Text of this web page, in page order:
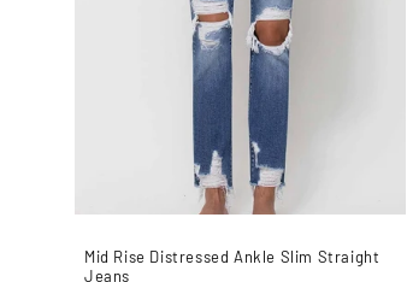
Mid Rise Distressed Ankle Slim Straight
Jeans